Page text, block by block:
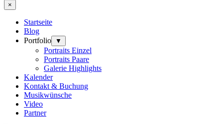
×
Startseite
Blog
Portfolio
▼
Portraits Einzel
Portraits Paare
Galerie Highlights
Kalender
Kontakt & Buchung
Musikwünsche
Video
Partner